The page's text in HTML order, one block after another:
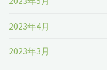
2023年4月
2023年3月